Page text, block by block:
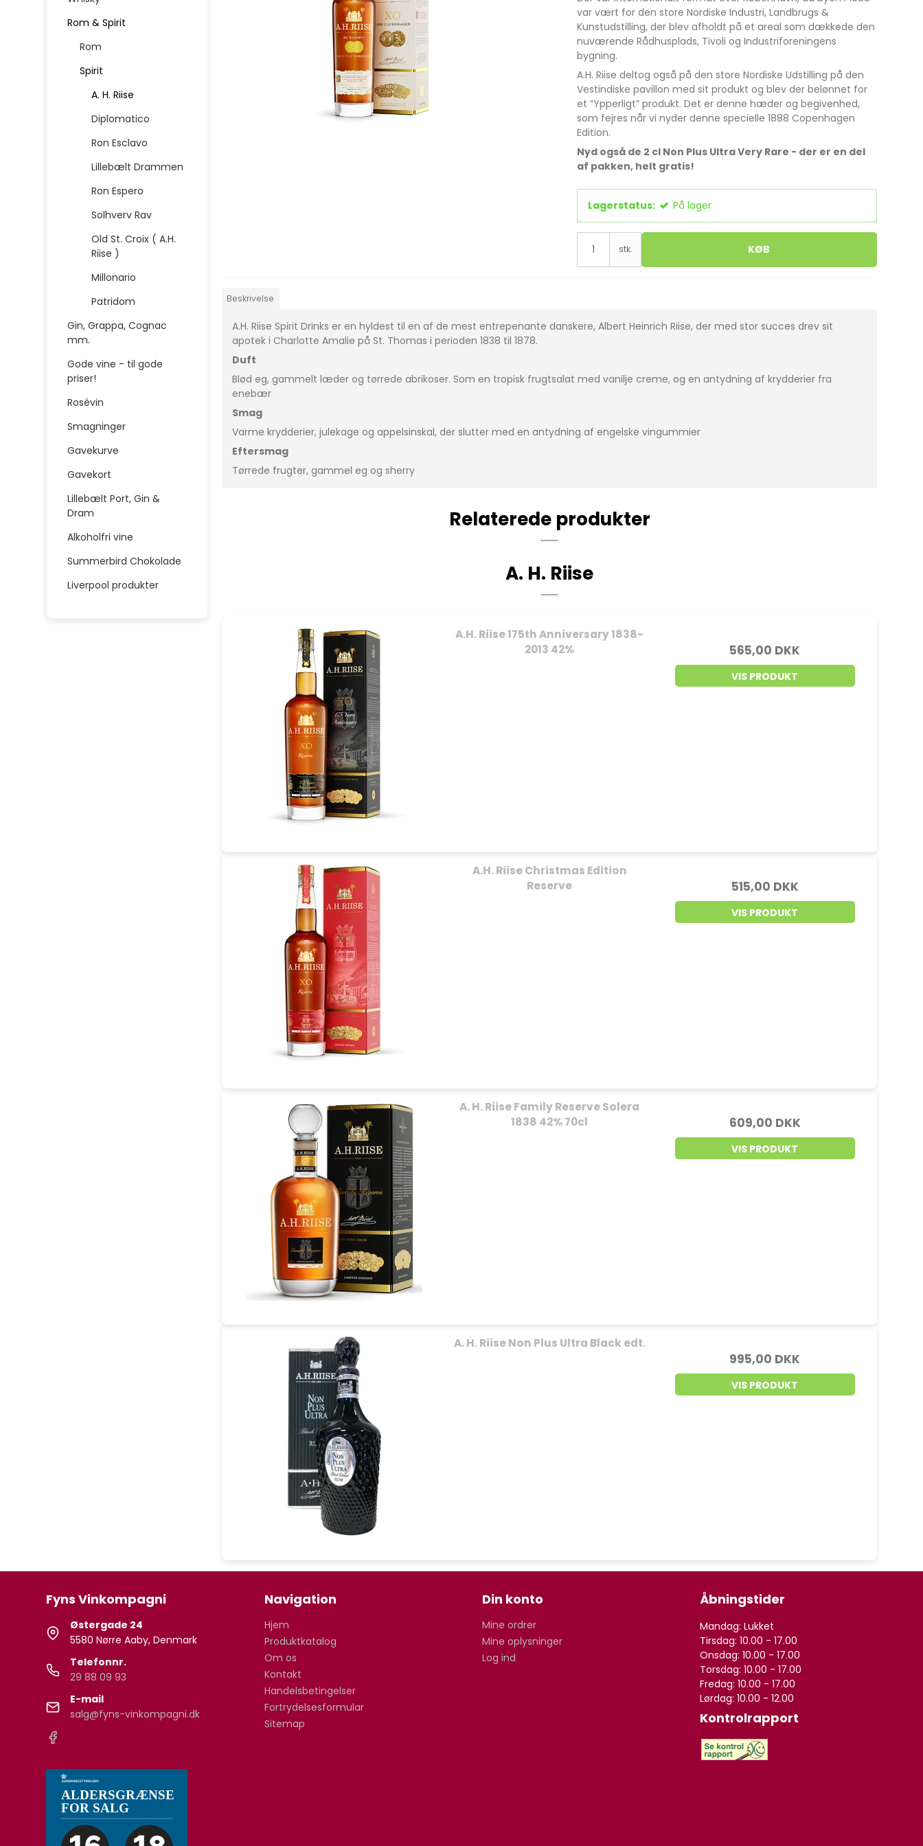
GlenDronach
Highland Park
Kilkerran
LAGG Distillery
Springbank
Rom & Spirit
Rom
Spirit
A. H. Riise
Diplomatico
Ron Esclavo
Lillebælt Drammen
Ron Espero
Solhverv Rav
Old St. Croix ( A.H.
Riise )
Millonario
Patridom
Gin, Grappa, Cognac
mm.
Gode vine - til gode
priser!
Rosévin
Smagninger
Gavekurve
Gavekort
Lillebælt Port, Gin &
Dram
Alkoholfri vine
Summerbird Chokolade
Liverpool produkter
var vært for den store Nordiske Industri, Landbrugs &
Kunstudstilling, der blev afholdt på et areal som dækkede den
nuværende Rådhusplads, Tivoli og Industriforeningens
bygning.
A.H. Riise deltog også på den store Nordiske Udstilling på den
Vestindiske pavillon med sit produkt og blev der belønnet for
et ”Ypperligt” produkt. Det er denne hæder og begivenhed,
som fejres når vi nyder denne specielle 1888 Copenhagen
Edition.
Nyd også de 2 cl Non Plus Ultra Very Rare - der er en del
af pakken, helt gratis!
Lagerstatus: På lager
stk. KØB
Beskrivelse
A.H. Riise Spirit Drinks er en hyldest til en af de mest entrepenante danskere, Albert Heinrich Riise, der med stor succes drev sit
apotek i Charlotte Amalie på St. Thomas i perioden 1838 til 1878.
Duft
Blød eg, gammelt læder og tørrede abrikoser. Som en tropisk frugtsalat med vanilje creme, og en antydning af krydderier fra
enebær
Smag
Varme krydderier, julekage og appelsinskal, der slutter med en antydning af engelske vingummier
Eftersmag
Tørrede frugter, gammel eg og sherry
Relaterede produkter
A. H. Riise
A.H. Riise 175th Anniversary 1838-
2013 42%
565,00 DKK
VIS PRODUKT
A.H. Riise Christmas Edition
Reserve
515,00 DKK
VIS PRODUKT
A. H. Riise Family Reserve Solera
1838 42% 70cl
609,00 DKK
VIS PRODUKT
A. H. Riise Non Plus Ultra Black edt.
995,00 DKK
VIS PRODUKT
Fyns Vinkompagni
Østergade 24
5580 Nørre Aaby, Denmark
Telefonnr.
29 88 09 93
E-mail
salg@fyns-vinkompagni.dk
Navigation
Hjem
Produktkatalog
Om os
Kontakt
Handelsbetingelser
Fortrydelsesformular
Sitemap
Din konto
Mine ordrer
Mine oplysninger
Log ind
Åbningstider
Mandag: Lukket
Tirsdag: 10.00 - 17.00
Onsdag: 10.00 - 17.00
Torsdag: 10.00 - 17.00
Fredag: 10.00 - 17.00
Lørdag: 10.00 - 12.00
Kontrolrapport